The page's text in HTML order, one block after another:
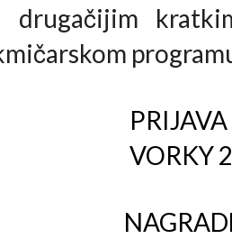
drugačijim
VORKY